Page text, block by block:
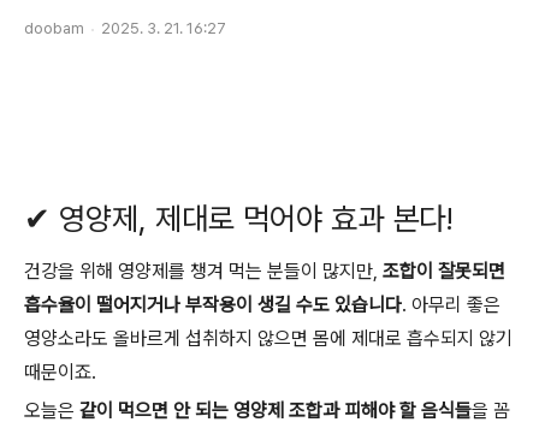
doobam 2025. 3. 21. 16:27
✔ 영양제, 제대로 먹어야 효과 본다!
건강을 위해 영양제를 챙겨 먹는 분들이 많지만, 조합이 잘못되면
흡수율이 떨어지거나 부작용이 생길 수도 있습니다. 아무리 좋은
영양소라도 올바르게 섭취하지 않으면 몸에 제대로 흡수되지 않기
때문이죠.
오늘은 같이 먹으면 안 되는 영양제 조합과 피해야 할 음식들을 꼼